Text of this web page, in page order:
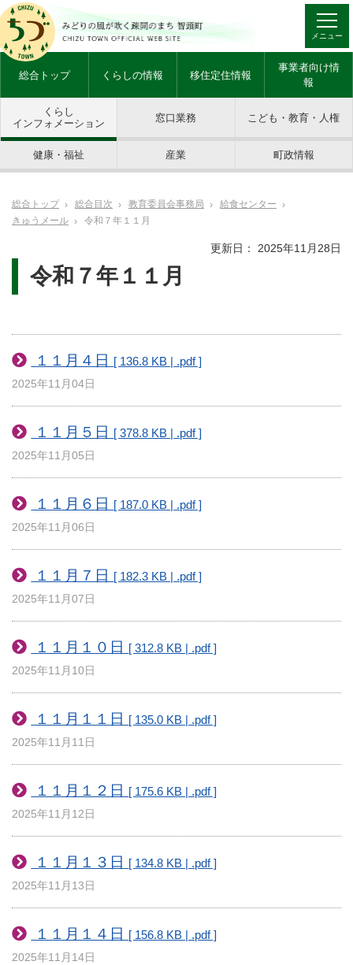
メニュー
総合トップ くらしの情報 移住定住情報
事業者向け情
報
くらし
インフォメーション
窓口業務 こども・教育・人権
健康・福祉 産業 町政情報
総合トップ 総合目次 教育委員会事務局
給食センター
きゅうメール
令和７年１１月
更新日： 2025年11月28日
令和７年１１月
１１月４日 [ 136.8 KB | .pdf ]
2025年11月04日
１１月５日 [ 378.8 KB | .pdf ]
2025年11月05日
１１月６日 [ 187.0 KB | .pdf ]
2025年11月06日
１１月７日 [ 182.3 KB | .pdf ]
2025年11月07日
１１月１０日 [ 312.8 KB | .pdf ]
2025年11月10日
１１月１１日 [ 135.0 KB | .pdf ]
2025年11月11日
１１月１２日 [ 175.6 KB | .pdf ]
2025年11月12日
１１月１３日 [ 134.8 KB | .pdf ]
2025年11月13日
１１月１４日 [ 156.8 KB | .pdf ]
2025年11月14日